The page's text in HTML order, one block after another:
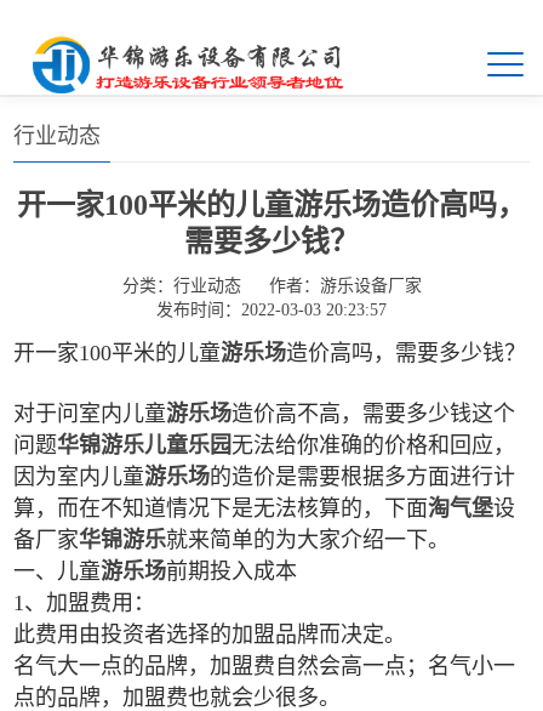
首页>>新闻中心>>行业动态
行业动态
开一家100平米的儿童游乐场造价高吗，
需要多少钱？
分类： 行业动态 作者： 游乐设备厂家
发布时间：2022-03-03 20:23:57
开一家100平米的儿童游乐场造价高吗，需要多少钱？
对于问室内儿童游乐场造价高不高，需要多少钱这个
问题华锦游乐儿童乐园无法给你准确的价格和回应，
因为室内儿童游乐场的造价是需要根据多方面进行计
算，而在不知道情况下是无法核算的，下面淘气堡设
备厂家华锦游乐就来简单的为大家介绍一下。
一、儿童游乐场前期投入成本
1、加盟费用：
此费用由投资者选择的加盟品牌而决定。
名气大一点的品牌，加盟费自然会高一点；名气小一
点的品牌，加盟费也就会少很多。